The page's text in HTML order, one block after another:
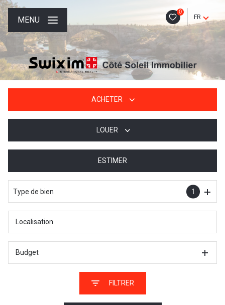
0
FR
MENU
ACHETER
De l'immo pro
LOUER
De l'immo pro
ESTIMER
Type de bien 1
Budget
FILTRER